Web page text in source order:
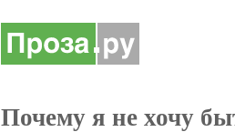
Почему я не хочу